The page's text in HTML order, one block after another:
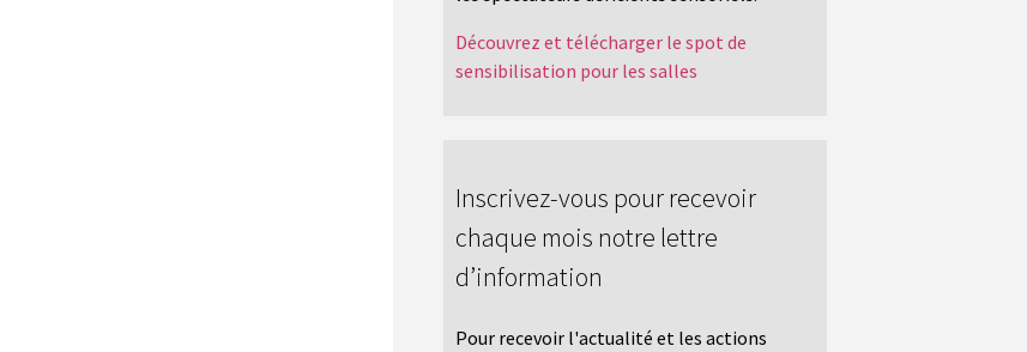
Découvrez et télécharger le spot de
sensibilisation pour les salles
Inscrivez-vous pour recevoir
chaque mois notre lettre
d’information
Pour recevoir l'actualité et les actions